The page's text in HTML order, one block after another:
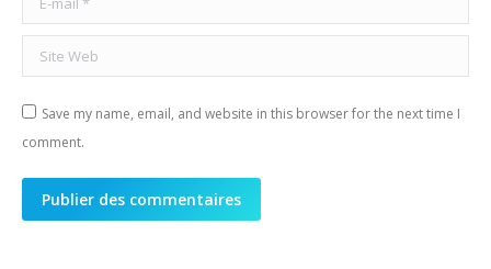
Site Web
Save my name, email, and website in this browser for the next time I
comment.
Publier des commentaires